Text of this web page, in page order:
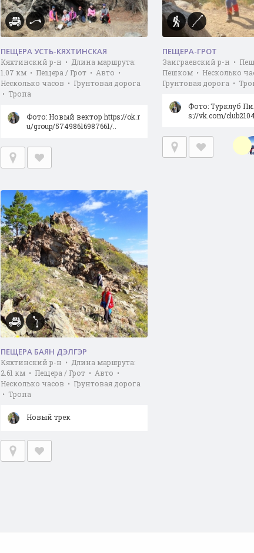
ПЕЩЕРА УСТЬ-КЯХТИНСКАЯ
Кяхтинский р-н • Длина маршрута:
1.07 км • Пещера / Грот • Авто •
Несколько часов • Грунтовая дорога
• Тропа
Фото: Новый вектор https://ok.r
u/group/57498616987661/..
ПЕЩЕРА-ГРОТ
Заиграевский р-н •
Пешком • Несколько
Грунтовая дорога •
Фото: Турклуб
s://vk.com/
ПЕЩЕРА БАЯН ДЭЛГЭР
Кяхтинский р-н • Длина маршрута:
2.61 км • Пещера / Грот • Авто •
Несколько часов • Грунтовая дорога
• Тропа
Новый трек